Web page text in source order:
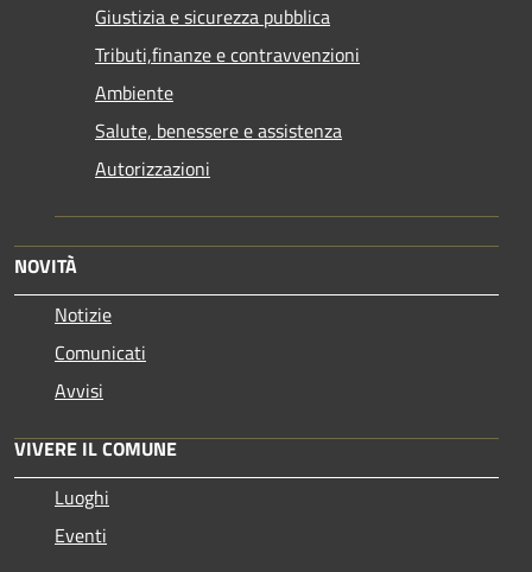
Giustizia e sicurezza pubblica
Tributi,finanze e contravvenzioni
Ambiente
Salute, benessere e assistenza
Autorizzazioni
NOVITÀ
Notizie
Comunicati
Avvisi
VIVERE IL COMUNE
Luoghi
Eventi